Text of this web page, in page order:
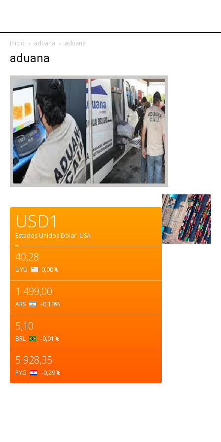
Inicio aduana aduana
aduana
USD1
Estados Unidos Dólar. USA
=
40,28
UYU 0,00%
1.499,00
ARS +0,10%
5,10
BRL –0,01 %
5.928,35
PYG –0,29%